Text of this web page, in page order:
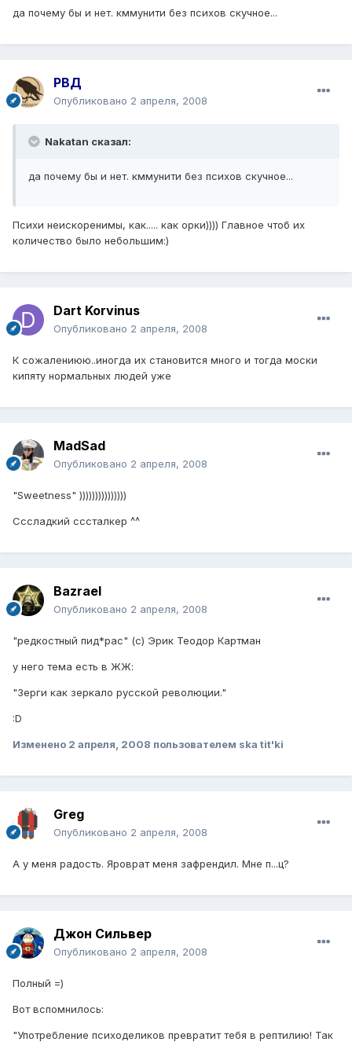
да почему бы и нет. кммунити без психов скучное...
РВД
Опубликовано 2 апреля, 2008
Nakatan сказал:
да почему бы и нет. кммунити без психов скучное...
Психи неискоренимы, как..... как орки)))) Главное чтоб их
количество было небольшим:)
Dart Korvinus
Опубликовано 2 апреля, 2008
К сожалениюю..иногда их становится много и тогда моски
кипяту нормальных людей уже
MadSad
Опубликовано 2 апреля, 2008
"Sweetness" )))))))))))))))
Сссладкий сссталкер ^^
Bazrael
Опубликовано 2 апреля, 2008
"редкостный пид*рас" (с) Эрик Теодор Картман
у него тема есть в ЖЖ:
"Зерги как зеркало русской революции."
:D
Изменено 2 апреля, 2008 пользователем ska tit'ki
Greg
Опубликовано 2 апреля, 2008
А у меня радость. Яроврат меня зафрендил. Мне п...ц?
Джон Сильвер
Опубликовано 2 апреля, 2008
Полный =)
Вот вспомнилось:
"Употребление психоделиков превратит тебя в рептилию! Так